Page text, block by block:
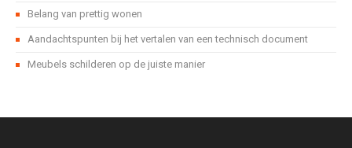
Belang van prettig wonen
Aandachtspunten bij het vertalen van een technisch document
Meubels schilderen op de juiste manier